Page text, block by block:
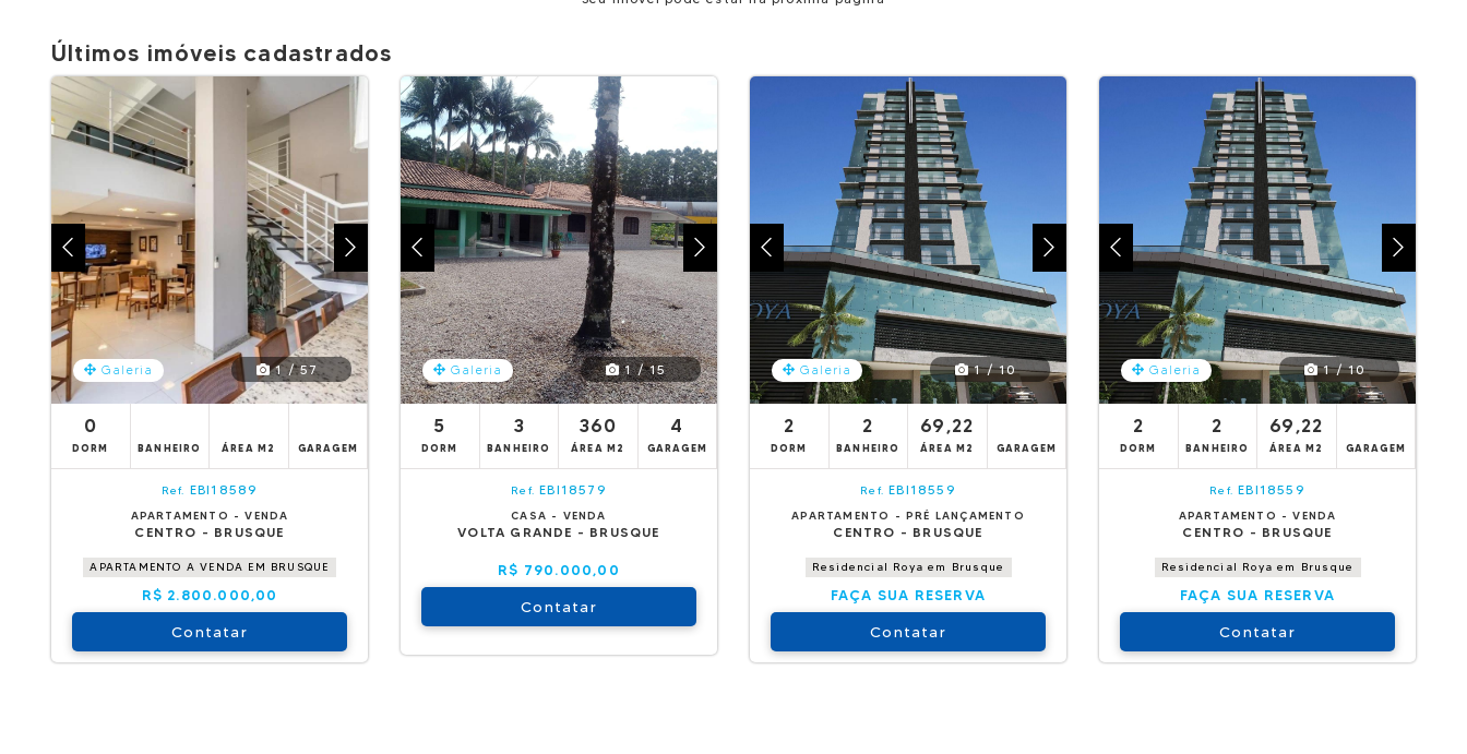
Últimos imóveis cadastrados
Galeria 1 / 57
0
DORM BANHEIRO ÁREA M2 GARAGEM
Ref. EBI18589
APARTAMENTO - VENDA
CENTRO - BRUSQUE
APARTAMENTO A VENDA EM BRUSQUE
R$ 2.800.000,00
Contatar
Galeria 1 / 15
5
DORM
3
BANHEIRO
360
ÁREA M2
4
GARAGEM
Ref. EBI18579
CASA - VENDA
VOLTA GRANDE - BRUSQUE
R$ 790.000,00
Contatar
Galeria 1 / 10
2
DORM
2
BANHEIRO
69,22
ÁREA M2 GARAGEM
Ref. EBI18559
APARTAMENTO - PRÉ LANÇAMENTO
CENTRO - BRUSQUE
Residencial Roya em Brusque
FAÇA SUA RESERVA
Contatar
Galeria 1 / 10
2
DORM
2
BANHEIRO
69,22
ÁREA M2 GARAGEM
Ref. EBI18559
APARTAMENTO - VENDA
CENTRO - BRUSQUE
Residencial Roya em Brusque
FAÇA SUA RESERVA
Contatar